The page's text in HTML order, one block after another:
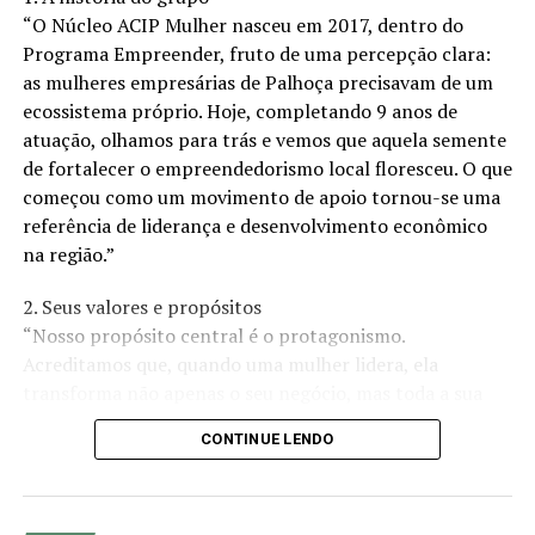
“O Núcleo ACIP Mulher nasceu em 2017, dentro do
Programa Empreender, fruto de uma percepção clara:
as mulheres empresárias de Palhoça precisavam de um
ecossistema próprio. Hoje, completando 9 anos de
atuação, olhamos para trás e vemos que aquela semente
de fortalecer o empreendedorismo local floresceu. O que
começou como um movimento de apoio tornou-se uma
referência de liderança e desenvolvimento econômico
na região.”
2. Seus valores e propósitos
“Nosso propósito central é o protagonismo.
Acreditamos que, quando uma mulher lidera, ela
comunidade. Nossos valores são pautados na
colaboração, na ética e no crescimento conjunto. Não
CONTINUE LENDO